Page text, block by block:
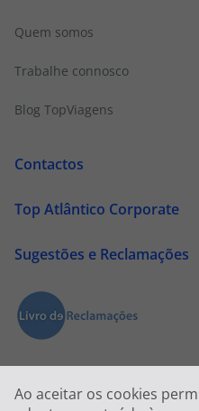
Ao aceitar os cookies
Quem somos
Trabalhe connosco
Blog TopViagens
Contactos
Top Atlântico Corporate
Sugestões e Reclamações